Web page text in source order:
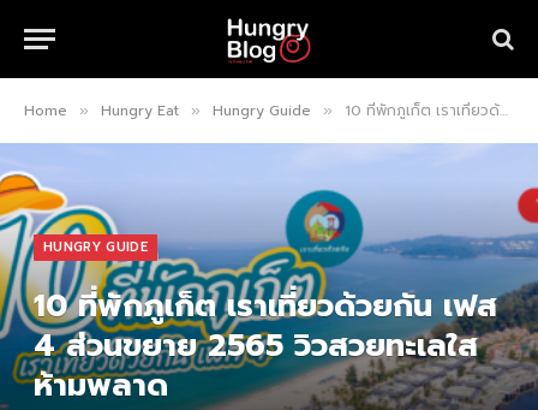
Home » Hungry Eat » Hungry Guide » 10 ที่พักภูเก็ต เราเที่ยวด้วยกัน เฟส 4 ส่วนขยาย 2565 วิวสวยทะเลใส ห้ามพลาด
HUNGRY GUIDE
10 ที่พักภูเก็ต เราเที่ยวด้วยกัน เฟส
4 ส่วนขยาย 2565 วิวสวยทะเลใส
ห้ามพลาด